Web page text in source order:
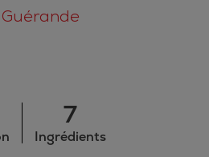
7
Ingrédients